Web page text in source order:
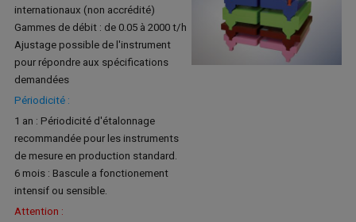
internationaux (non accrédité)
Gammes de débit : de 0.05 à 2000 t/h
Ajustage possible de l'instrument
pour répondre aux spécifications
demandées
Périodicité :
1 an : Périodicité d'étalonnage
recommandée pour les instruments
de mesure en production standard.
6 mois : Bascule a fonctionement
intensif ou sensible.
Attention :